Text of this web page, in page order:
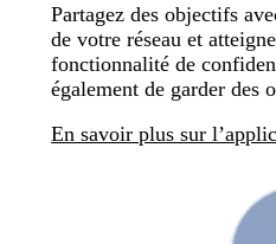
Partagez des objectifs
de votre réseau et
fonctionnalité de
également de garder des
En savoir plus sur